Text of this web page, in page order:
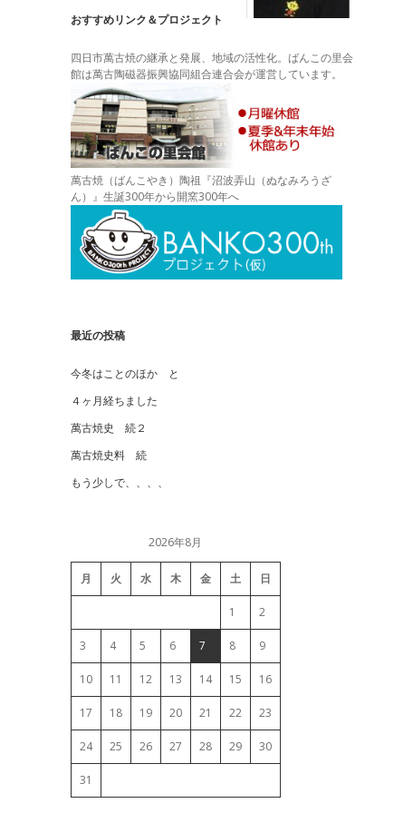
おすすめリンク＆プロジェクト
四日市萬古焼の継承と発展、地域の活性化。ばんこの里会
館は萬古陶磁器振興協同組合連合会が運営しています。
萬古焼（ばんこやき）陶祖『沼波弄山（ぬなみろうざ
ん）』生誕300年から開窯300年へ
最近の投稿
今冬はことのほか と
４ヶ月経ちました
萬古焼史 続２
萬古焼史料 続
もう少しで、、、、
2026年8月
月 火 水 木 金 土 日
1 2
3 4 5 6 7 8 9
10 11 12 13 14 15 16
17 18 19 20 21 22 23
24 25 26 27 28 29 30
31